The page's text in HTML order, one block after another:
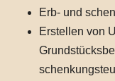
Erb- und
Erstellen von